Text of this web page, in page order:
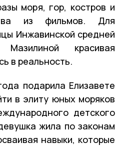
моря, гор, костров и
из фильмов. Для
Инжавинской средней
красивая
в реальность.
подарила Елизавете
в элиту юных моряков
детского
жила по законам
навыки, которые